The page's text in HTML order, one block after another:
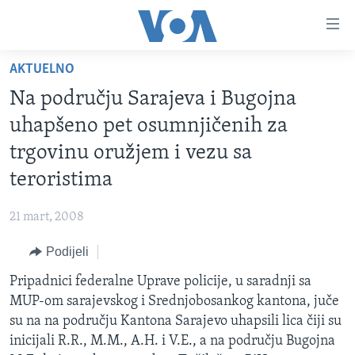
glavni
sadržaj
Pređi
na
glavnu
navigaciju
na
TV PROGRAM
VIDEO
FOTOGRAFIJE DANA
SVIJET
SPECIJALNI PROJEKTI
KORUPCIJA
SLOBODA MEDIJA
ŽENSKA STRANA
IZBJEGLIČKA STRANA
AKTUELNO
Na području Sarajeva i Bugojna
uhapšeno pet osumnjičenih za
trgovinu oružjem i vezu sa
teroristima
21 mart, 2008
Podijeli
Pripadnici federalne Uprave policije, u saradnji sa
MUP-om sarajevskog i Srednjobosankog kantona, juče
su na na području Kantona Sarajevo uhapsili lica čiji su
inicijali R.R., M.M., A.H. i V.E., a na području Bugojna